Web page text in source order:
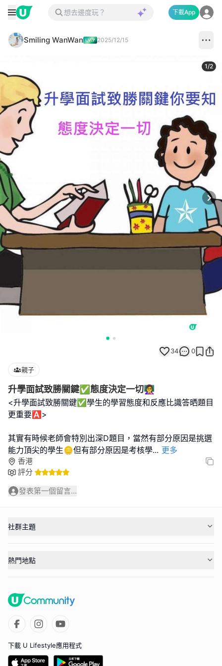
下載App
Smiling WanWan 2025/12/15
1/2
34 0
親子
升學面試致勝關鍵✅️態度決定一切👩‍🏫
<升學面試致勝關鍵✅️學生的學習態度和反應比識答晒題目
更重要🅰️>
其實有時候老師會特別出深D題目，當然有部分原因是挑選
能力頂尖的學生🪙但有部分原因是考核學... 更多
香港
評分
發表第一個留言...
社群主題
熱門地點
下載 U Lifestyle應用程式